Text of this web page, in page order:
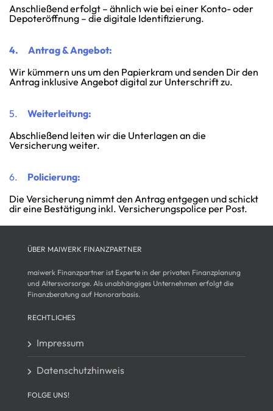
Anschließend erfolgt – ähnlich wie bei einer Konto- oder
Depoteröffnung – die digitale Identifizierung.
4. Antrag & Angebot:
Wir kümmern uns um den Papierkram und senden Dir den
Antrag inklusive Angebot digital zur Unterschrift zu.
5. Weiterleitung:
Abschließend leiten wir die Unterlagen an die
Versicherung weiter.
6. Policierung:
Die Versicherung nimmt den Antrag entgegen und schickt
dir eine Bestätigung inkl. Versicherungspolice per Post.
ÜBER MAIWERK FINANZPARTNER
maiwerk Finanzpartner ist Experte in der privaten Finanzplanung
und Altersvorsorge. Als unabhängiges Unternehmen erfolgt die
Finanzberatung auf Honorarbasis.
RECHTLICHES
Impressum
Datenschutzhinweis
FOLGE UNS!